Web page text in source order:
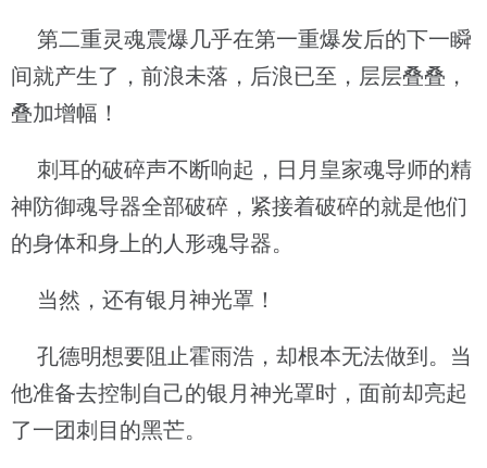
第二重灵魂震爆几乎在第一重爆发后的下一瞬
间就产生了，前浪未落，后浪已至，层层叠叠，
叠加增幅！
刺耳的破碎声不断响起，日月皇家魂导师的精
神防御魂导器全部破碎，紧接着破碎的就是他们
的身体和身上的人形魂导器。
当然，还有银月神光罩！
孔德明想要阻止霍雨浩，却根本无法做到。当
他准备去控制自己的银月神光罩时，面前却亮起
了一团刺目的黑芒。